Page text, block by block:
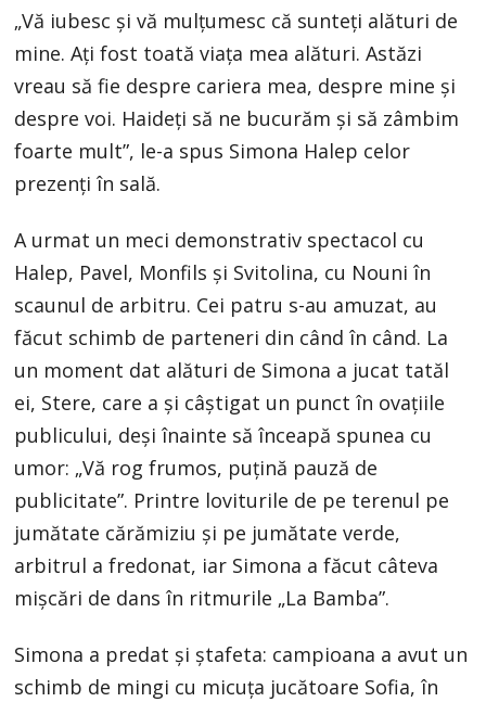
„Vă iubesc şi vă mulţumesc că sunteţi alături de
mine. Aţi fost toată viaţa mea alături. Astăzi
vreau să fie despre cariera mea, despre mine şi
despre voi. Haideţi să ne bucurăm şi să zâmbim
foarte mult”, le-a spus Simona Halep celor
prezenţi în sală.
A urmat un meci demonstrativ spectacol cu
Halep, Pavel, Monfils şi Svitolina, cu Nouni în
scaunul de arbitru. Cei patru s-au amuzat, au
făcut schimb de parteneri din când în când. La
un moment dat alături de Simona a jucat tatăl
ei, Stere, care a şi câştigat un punct în ovaţiile
publicului, deşi înainte să înceapă spunea cu
umor: „Vă rog frumos, puţină pauză de
publicitate”. Printre loviturile de pe terenul pe
jumătate cărămiziu şi pe jumătate verde,
arbitrul a fredonat, iar Simona a făcut câteva
mişcări de dans în ritmurile „La Bamba”.
Simona a predat şi ştafeta: campioana a avut un
schimb de mingi cu micuţa jucătoare Sofia, în